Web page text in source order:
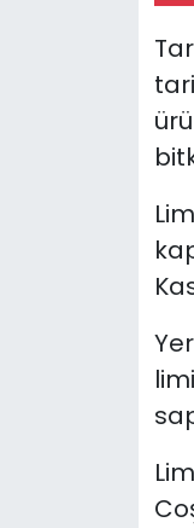
Nöbetçi
Otomobil